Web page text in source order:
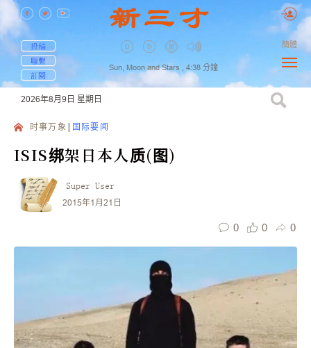
投稿
聯繫
訂閱
Sun, Moon and Stars , 4:38 分鐘
簡體
2026年8月9日 星期日
时事万象 国际要闻
ISIS绑架日本人质(图)
Super User
2015年1月21日
0 0 0